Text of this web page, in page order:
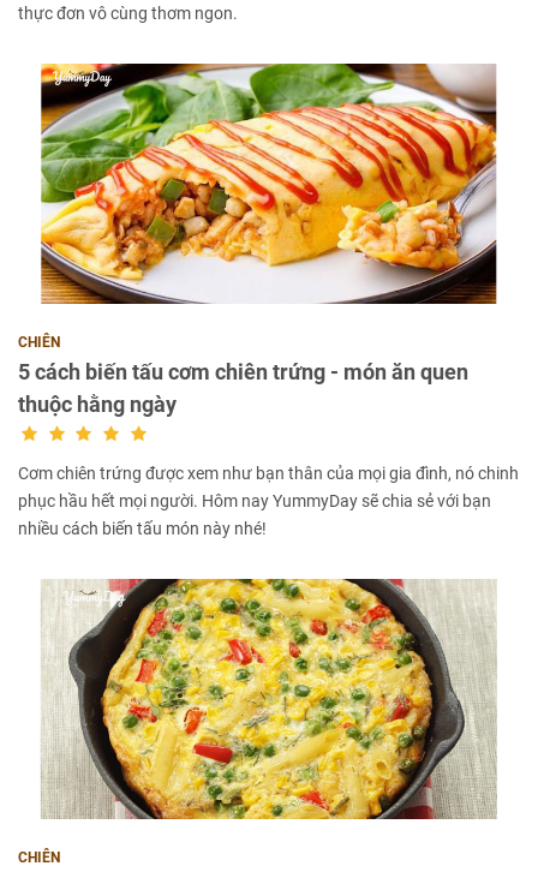
thực đơn vô cùng thơm ngon.
CHIÊN
5 cách biến tấu cơm chiên trứng - món ăn quen
thuộc hằng ngày
Cơm chiên trứng được xem như bạn thân của mọi gia đình, nó chinh
phục hầu hết mọi người. Hôm nay YummyDay sẽ chia sẻ với bạn
nhiều cách biến tấu món này nhé!
CHIÊN